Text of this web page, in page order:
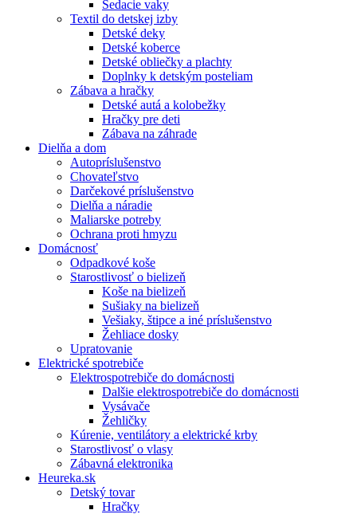
Sedacie vaky
Textil do detskej izby
Detské deky
Detské koberce
Detské obliečky a plachty
Doplnky k detským posteliam
Zábava a hračky
Detské autá a kolobežky
Hračky pre deti
Zábava na záhrade
Dielňa a dom
Autopríslušenstvo
Chovateľstvo
Darčekové príslušenstvo
Dielňa a náradie
Maliarske potreby
Ochrana proti hmyzu
Domácnosť
Odpadkové koše
Starostlivosť o bielizeň
Koše na bielizeň
Sušiaky na bielizeň
Vešiaky, štipce a iné príslušenstvo
Žehliace dosky
Upratovanie
Elektrické spotrebiče
Elektrospotrebiče do domácnosti
Dalšie elektrospotrebiče do domácnosti
Vysávače
Žehličky
Kúrenie, ventilátory a elektrické krby
Starostlivosť o vlasy
Zábavná elektronika
Heureka.sk
Detský tovar
Hračky